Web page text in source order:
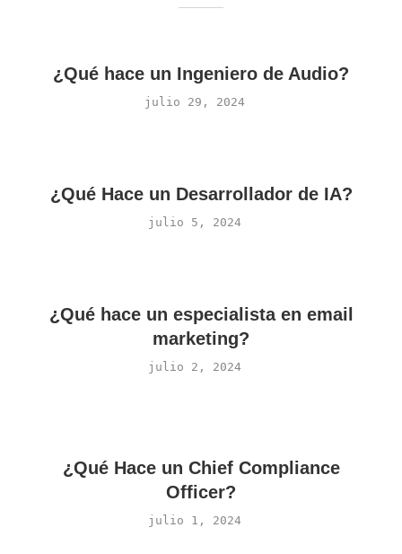
¿Qué hace un Ingeniero de Audio?
julio 29, 2024
¿Qué Hace un Desarrollador de IA?
julio 5, 2024
¿Qué hace un especialista en email
marketing?
julio 2, 2024
¿Qué Hace un Chief Compliance
Officer?
julio 1, 2024